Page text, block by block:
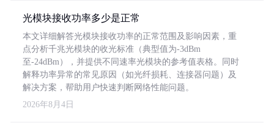
光模块接收功率多少是正常
本文详细解答光模块接收功率的正常范围及影响因素，重
点分析千兆光模块的收光标准（典型值为-3dBm
至-24dBm），并提供不同速率光模块的参考值表格。同时
解释功率异常的常见原因（如光纤损耗、连接器问题）及
解决方案，帮助用户快速判断网络性能问题。
2026年8月4日